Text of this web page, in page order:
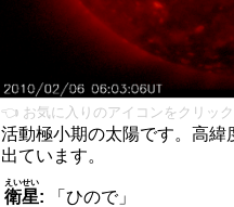
👈 お気に入りのアイコンをクリック
活動極小期の太陽です。高緯
出ています。
衛星
えいせい
:
「ひので」